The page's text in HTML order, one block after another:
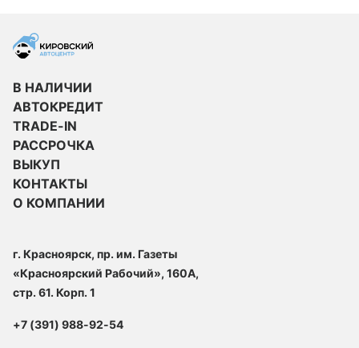
В НАЛИЧИИ
АВТОКРЕДИТ
TRADE-IN
РАССРОЧКА
ВЫКУП
КОНТАКТЫ
О КОМПАНИИ
г. Красноярск, пр. им. Газеты
«Красноярский Рабочий», 160А,
стр. 61. Корп. 1
+7 (391) 988-92-54